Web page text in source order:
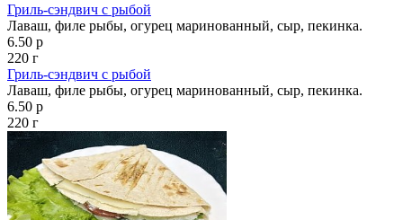
Гриль-сэндвич с рыбой
Лаваш, филе рыбы, огурец маринованный, сыр, пекинка.
6.50 р
220 г
Гриль-сэндвич с рыбой
Лаваш, филе рыбы, огурец маринованный, сыр, пекинка.
6.50 р
220 г